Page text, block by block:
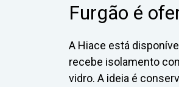
Furgão é
A Hiace está
recebe isolamento
vidro. A ideia é